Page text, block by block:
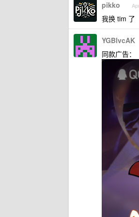
pikko
我换 tim 了
YGBlvcAK
同款广告：